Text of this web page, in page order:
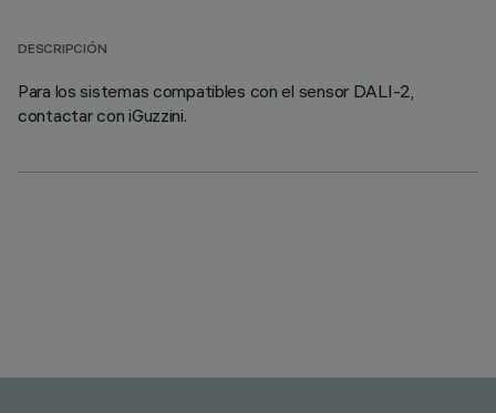
DESCRIPCIÓN
Para los sistemas compatibles con el sensor DALI-2,
contactar con iGuzzini.